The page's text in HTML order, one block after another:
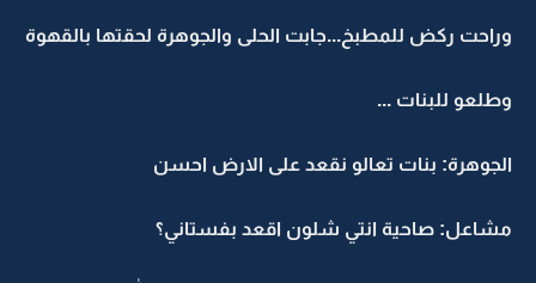
وراحت ركض للمطبخ...جابت الحلى والجوهرة لحقتها بالقهوة
وطلعو للبنات ...
الجوهرة: بنات تعالو نقعد على الارض احسن
مشاعل: صاحية انتي شلون اقعد بفستاني؟